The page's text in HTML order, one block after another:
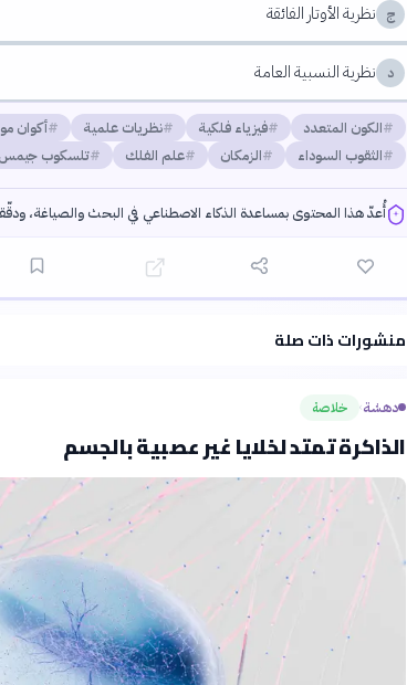
ج نظرية الأوتار الفائقة
د نظرية النسبية العامة
الكون المتعدد فيزياء فلكية نظريات علمية أكوان
الثقوب السوداء
الزمكان علم الفلك تلسكوب جيمس
أُعدّ هذا المحتوى بمساعدة الذكاء الاصطناعي في البحث والصياغة،
منشورات ذات صلة
دهشة› خلاصة
الذاكرة تمتد لخلايا غير عصبية بالجسم